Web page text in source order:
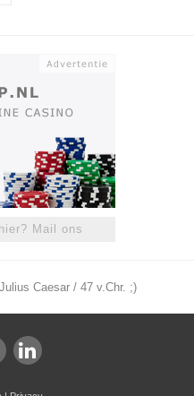
Mail ons
Caesar / 47 v.Chr. ;)